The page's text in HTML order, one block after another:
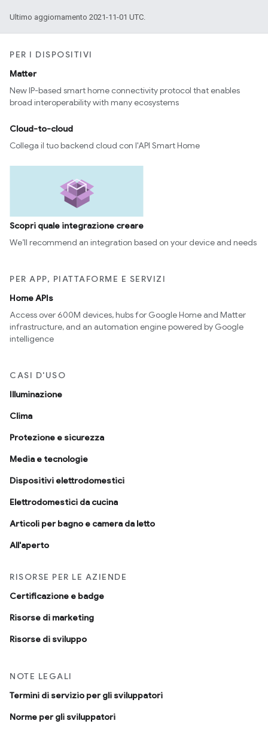
Ultimo aggiornamento 2021-11-01 UTC.
PER I DISPOSITIVI
Matter
New IP-based smart home connectivity protocol that enables
broad interoperability with many ecosystems
Cloud-to-cloud
Collega il tuo backend cloud con l'API Smart Home
Scopri quale integrazione creare
We’ll recommend an integration based on your device and needs
PER APP, PIATTAFORME E SERVIZI
Home APIs
Access over 600M devices, hubs for Google Home and Matter
infrastructure, and an automation engine powered by Google
intelligence
CASI D'USO
Illuminazione
Clima
Protezione e sicurezza
Media e tecnologie
Dispositivi elettrodomestici
Elettrodomestici da cucina
Articoli per bagno e camera da letto
All'aperto
RISORSE PER LE AZIENDE
Certificazione e badge
Risorse di marketing
Risorse di sviluppo
NOTE LEGALI
Termini di servizio per gli sviluppatori
Norme per gli sviluppatori